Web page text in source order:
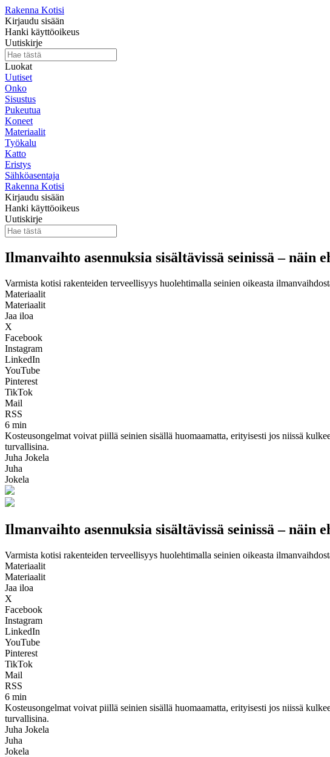
Rakenna Kotisi
Kirjaudu sisään
Hanki käyttöoikeus
Uutiskirje
Luokat
Uutiset
Onko
Sisustus
Pukeutua
Koneet
Materiaalit
Työkalu
Katto
Eristys
Sähköasentaja
Rakenna Kotisi
Kirjaudu sisään
Hanki käyttöoikeus
Uutiskirje
Ilmanvaihto asennuksia sisältävissä seinissä – näin
Varmista kotisi rakenteiden terveellisyys huolehtimalla seinien oikeasta
Materiaalit
Materiaalit
Jaa iloa
X
Facebook
Instagram
LinkedIn
YouTube
Pinterest
TikTok
Mail
RSS
6 min
Kosteusongelmat voivat piillä seinien sisällä huomaamatta, erityisesti jos niissä
turvallisina.
Juha Jokela
Juha
Jokela
Ilmanvaihto asennuksia sisältävissä seinissä – näin
Varmista kotisi rakenteiden terveellisyys huolehtimalla seinien oikeasta
Materiaalit
Materiaalit
Jaa iloa
X
Facebook
Instagram
LinkedIn
YouTube
Pinterest
TikTok
Mail
RSS
6 min
Kosteusongelmat voivat piillä seinien sisällä huomaamatta, erityisesti jos niissä
turvallisina.
Juha Jokela
Juha
Jokela